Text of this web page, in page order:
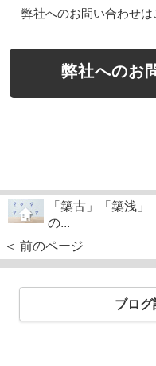
弊社へのお問い合わせ
弊社へのお
「築古」「築浅」
の...
＜ 前のページ
ブログ